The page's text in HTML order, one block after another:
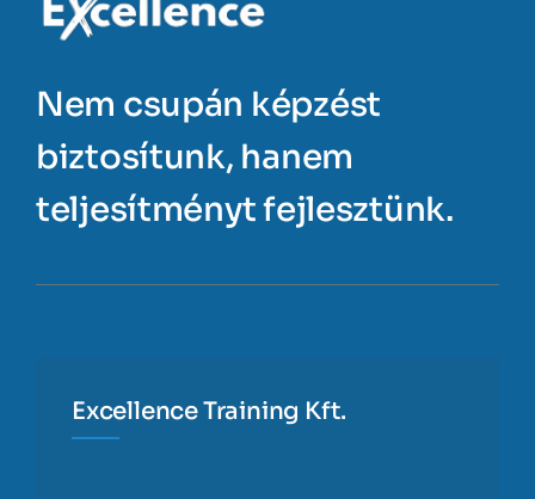
Nem csupán képzést
biztosítunk, hanem
teljesítményt fejlesztünk.
Excellence Training Kft.